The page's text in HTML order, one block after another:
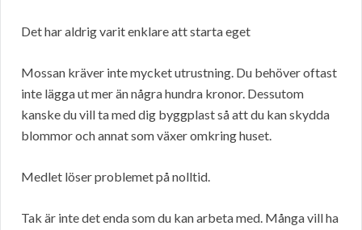
Det har aldrig varit enklare att starta eget
Mossan kräver inte mycket utrustning. Du behöver oftast
inte lägga ut mer än några hundra kronor. Dessutom
kanske du vill ta med dig byggplast så att du kan skydda
blommor och annat som växer omkring huset.
Medlet löser problemet på nolltid.
Tak är inte det enda som du kan arbeta med. Många vill ha